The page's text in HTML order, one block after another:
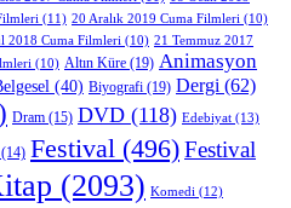
(11) 20 Aralık 2019 Cuma Filmleri (10)
2018 Cuma Filmleri (10) 21 Temmuz 2017
(10) Altın Küre (19) Animasyon
(40) Biyografi (19) Dergi (62)
Dram (15) DVD (118) Edebiyat (13)
(14) Festival (496)Festival
(2093) Komedi (12)